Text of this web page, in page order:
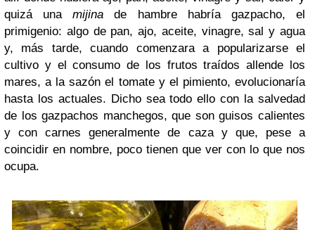
quizá unamijina de hambre habría gazpacho, el
primigenio: algo de pan, ajo, aceite, vinagre, sal y agua
y, más tarde, cuando comenzara a popularizarse el
cultivo y el consumo de los frutos traídos allende los
mares, a la sazón el tomate y el pimiento, evolucionaría
hasta los actuales. Dicho sea todo ello con la salvedad
de los gazpachos manchegos, que son guisos calientes
y con carnes generalmente de caza y que, pese a
coincidir en nombre, poco tienen que ver con lo que nos
ocupa.